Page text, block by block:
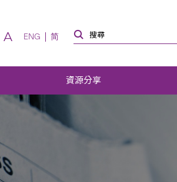
A ENG 简
資源分享